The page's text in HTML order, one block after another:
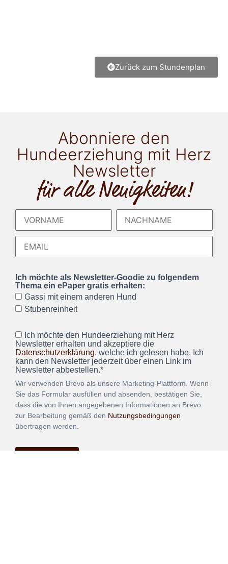
Zurück zum Stundenplan
Abonniere den
Hundeerziehung mit Herz
Newsletter
für alle Neuigkeiten!
Ich möchte als Newsletter-Goodie zu folgendem
Thema ein ePaper gratis erhalten:
Gassi mit einem anderen Hund
Stubenreinheit
Ich möchte den Hundeerziehung mit Herz
Newsletter erhalten und akzeptiere die
Datenschutzerklärung, welche ich gelesen habe. Ich
kann den Newsletter jederzeit über einen Link im
Newsletter abbestellen.*
Wir verwenden Brevo als unsere Marketing-Plattform. Wenn
Sie das Formular ausfüllen und absenden, bestätigen Sie,
dass die von Ihnen angegebenen Informationen an Brevo
zur Bearbeitung gemäß den Nutzungsbedingungen
übertragen werden.